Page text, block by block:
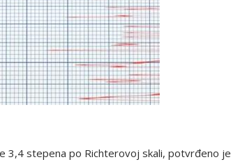
3,4 stepena po Richterovoj skali, potvrđeno je